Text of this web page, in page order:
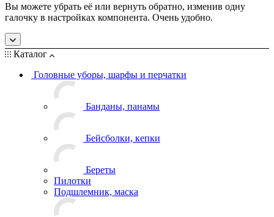
Вы можете убрать её или вернуть обратно, изменив одну
галочку в настройках компонента. Очень удобно.
Каталог
Головные уборы, шарфы и перчатки
Банданы, панамы
Бейсболки, кепки
Береты
Пилотки
Подшлемник, маска